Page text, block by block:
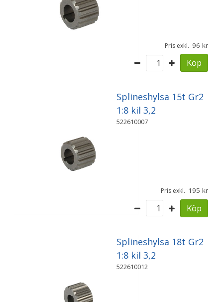
Pris exkl. 96
Köp
Splineshylsa 15t Gr2
1:8 kil 3,2
522610007
Pris exkl. 195
Köp
Splineshylsa 18t Gr2
1:8 kil 3,2
522610012